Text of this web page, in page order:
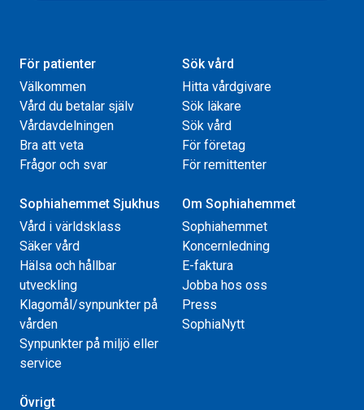
För patienter
Välkommen
Vård du betalar själv
Vårdavdelningen
Bra att veta
Frågor och svar
Sök vård
Hitta vårdgivare
Sök läkare
Sök vård
För företag
För remittenter
Sophiahemmet Sjukhus
Vård i världsklass
Säker vård
Hälsa och hållbar
utveckling
Klagomål/synpunkter på
vården
Synpunkter på miljö eller
service
Om Sophiahemmet
Sophiahemmet
Koncernledning
E-faktura
Jobba hos oss
Press
SophiaNytt
Övrigt